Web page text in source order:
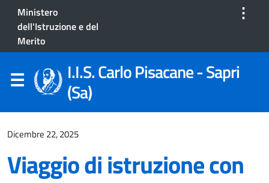
Ministero
dell'Istruzione e del
Merito
⋮
I.I.S. Carlo Pisacane - Sapri
(Sa)
Dicembre 22, 2025
Viaggio di istruzione con